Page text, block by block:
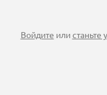
Войдите илистаньте